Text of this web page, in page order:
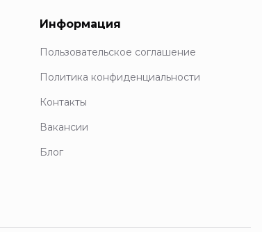
Информация
Пользовательское соглашение
Политика конфиденциальности
Контакты
Вакансии
Блог